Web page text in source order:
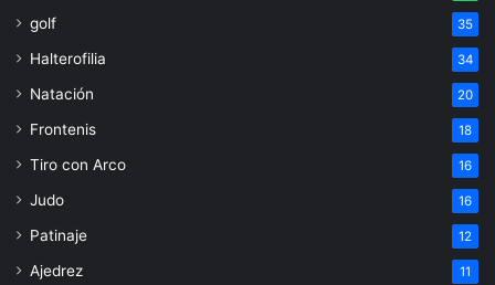
golf 35
Halterofilia 34
Natación 20
Frontenis 18
Tiro con Arco 16
Judo 16
Patinaje 12
Ajedrez 11